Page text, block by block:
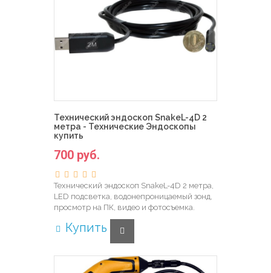
Технический эндоскоп SnakeL-4D 2
метра - Технические Эндоскопы
купить
700 руб.
Технический эндоскоп SnakeL-4D 2 метра,
LED подсветка, водонепроницаемый зонд,
просмотр на ПК, видео и фотосъемка.
Купить